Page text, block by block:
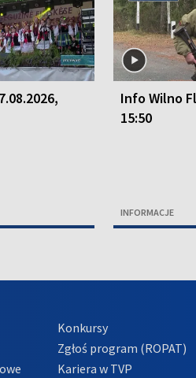
Info Wilno
15:50
INFORMACJE
Konkursy
Zgłoś program (ROPAT)
Kariera w TVP